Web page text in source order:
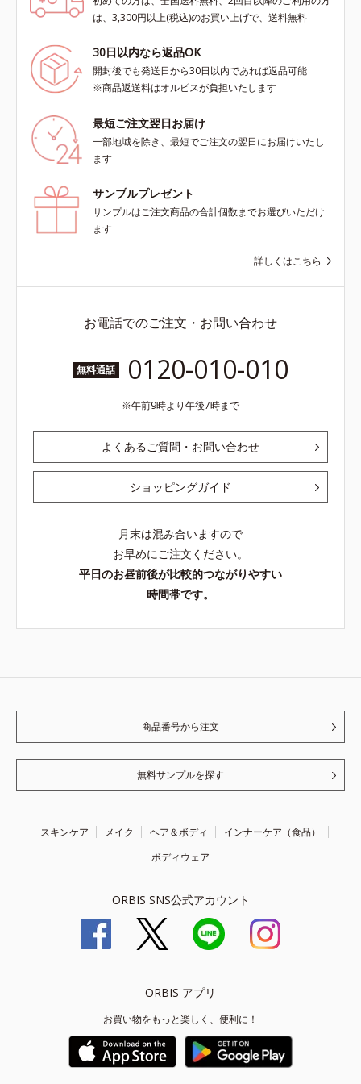
は、3,300円以上(税込)のお買い上げで、送料無料
30日以内なら返品OK
開封後でも発送日から30日以内であれば返品可能
※商品返送料はオルビスが負担いたします
最短ご注文翌日お届け
一部地域を除き、最短でご注文の翌日にお届けいたし
ます
サンプルプレゼント
サンプルはご注文商品の合計個数までお選びいただけ
ます
詳しくはこちら
お電話でのご注文・お問い合わせ
無料通話 0120-010-010
午前9時より午後7時まで
よくあるご質問・お問い合わせ
ショッピングガイド
月末は混み合いますので
お早めにご注文ください。
平日のお昼前後が比較的つながりやすい
時間帯です。
商品番号から注文
無料サンプルを探す
スキンケア メイク ヘア＆ボディ
インナーケア（食品）
ボディウェア
ORBIS SNS公式アカウント
ORBIS アプリ
お買い物をもっと楽しく、便利に！